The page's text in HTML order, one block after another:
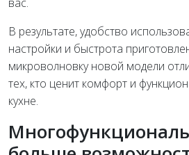
В результате, удобство
настройки и быстрота
микроволновку новой модели
тех, кто ценит комфорт и
кухне.